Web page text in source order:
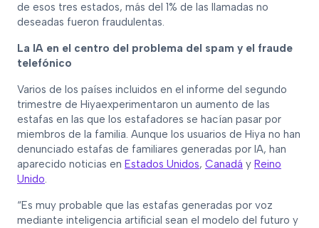
de esos tres estados, más del 1% de las llamadas no
deseadas fueron fraudulentas.
La IA en el centro del problema del spam y el fraude
telefónico
Varios de los países incluidos en el informe del segundo
trimestre de Hiyaexperimentaron un aumento de las
estafas en las que los estafadores se hacían pasar por
miembros de la familia. Aunque los usuarios de Hiya no han
denunciado estafas de familiares generadas por IA, han
aparecido noticias en Estados Unidos, Canadá y Reino
Unido.
“Es muy probable que las estafas generadas por voz
mediante inteligencia artificial sean el modelo del futuro y